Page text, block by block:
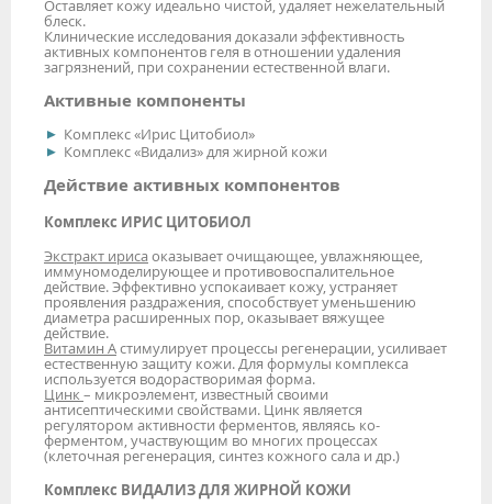
Оставляет кожу идеально чистой, удаляет нежелательный
блеск.
Клинические исследования доказали эффективность
активных компонентов геля в отношении удаления
загрязнений, при сохранении естественной влаги.
Активные компоненты
Комплекс «Ирис Цитобиол»
Комплекс «Видализ» для жирной кожи
Действие активных компонентов
Комплекс ИРИС ЦИТОБИОЛ
Экстракт ириса оказывает очищающее, увлажняющее,
иммуномоделирующее и противовоспалительное
действие. Эффективно успокаивает кожу, устраняет
проявления раздражения, способствует уменьшению
диаметра расширенных пор, оказывает вяжущее
действие.
Витамин Астимулирует процессы регенерации, усиливает
естественную защиту кожи. Для формулы комплекса
используется водорастворимая форма.
Цинк– микроэлемент, известный своими
антисептическими свойствами. Цинк является
регулятором активности ферментов, являясь ко-
ферментом, участвующим во многих процессах
(клеточная регенерация, синтез кожного сала и др.)
Комплекс ВИДАЛИЗ ДЛЯ ЖИРНОЙ КОЖИ